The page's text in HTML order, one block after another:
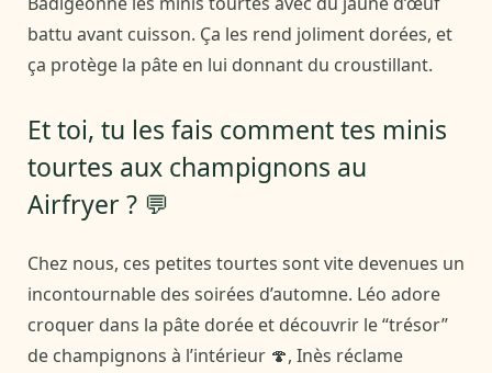
battu avant cuisson. Ça les rend joliment dorées, et
ça protège la pâte en lui donnant du croustillant.
Et toi, tu les fais comment tes minis
tourtes aux champignons au
Airfryer ? 💬
Chez nous, ces petites tourtes sont vite devenues un
incontournable des soirées d’automne. Léo adore
croquer dans la pâte dorée et découvrir le “trésor”
de champignons à l’intérieur 🍄, Inès réclame